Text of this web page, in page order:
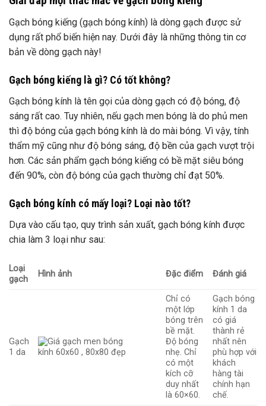
Gạch bóng kiếng (gạch bóng kính) là dòng gạch được sử
dụng rất phổ biến hiện nay. Dưới đây là những thông tin cơ
bản về dòng gạch này!
Gạch bóng kiếng là gì? Có tốt không?
Gạch bóng kính là tên gọi của dòng gạch có độ bóng, độ
sáng rất cao. Tuy nhiên, nếu gạch men bóng là do phủ men
thì độ bóng của gạch bóng kính là do mài bóng. Vì vậy, tính
thẩm mỹ cũng như độ bóng sáng, độ bền của gạch vượt trội
hơn. Các sản phẩm gạch bóng kiếng có bề mặt siêu bóng
đến 90%, còn độ bóng của gạch thường chỉ đạt 50%.
Gạch bóng kính có mấy loại? Loại nào tốt?
Dựa vào cấu tạo, quy trình sản xuất, gạch bóng kính được
chia làm 3 loại như sau:
Loại
gạch
Hình ảnh Đặc điểm Đánh giá
Gạch
1 da
Chỉ có
một lớp
bóng trên
bề mặt.
Độ bóng
nhẹ. Chỉ
có một
kích cỡ
duy nhất
là 60×60.
Gạch bóng
kính 1 da
có giá
thành rẻ
nhất nên
phù hợp với
khách
hàng tài
chính hạn
chế.